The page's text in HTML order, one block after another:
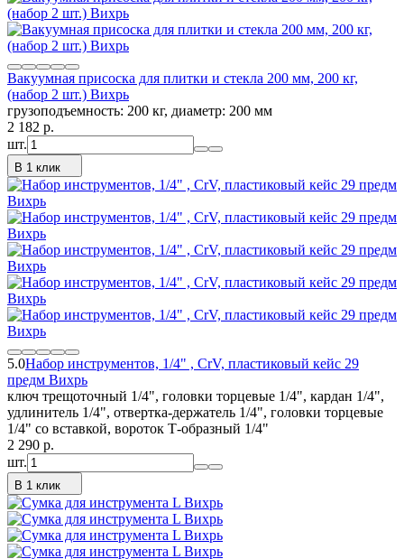
Вакуумная присоска для плитки и стекла 200 мм, 200 кг,
(набор 2 шт.) Вихрь
грузоподъемность: 200 кг, диаметр: 200 мм
2 182 p.
шт.
В 1 клик
5.0Набор инструментов, 1/4" , CrV, пластиковый кейс 29
предм Вихрь
ключ трещоточный 1/4", головки торцевые 1/4", кардан 1/4",
удлинитель 1/4", отвертка-держатель 1/4", головки торцевые
1/4" со вставкой, вороток Т-образный 1/4"
2 290 p.
шт.
В 1 клик